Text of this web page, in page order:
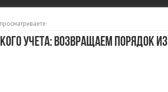
учета: возвращаем порядок из